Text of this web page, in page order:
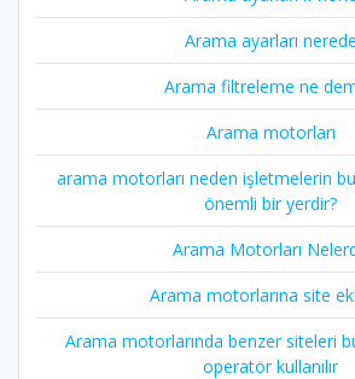
Arama ayarları nerede
Arama filtreleme ne
Arama motorları
arama motorları neden işletmelerin
önemli bir yerdir?
Arama Motorları
Arama motorlarına site
Arama motorlarında benzer siteleri
operatör kullanılır